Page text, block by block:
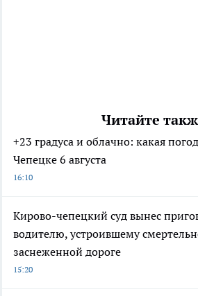
Читайте
+23 градуса и облачно: какая
Чепецке 6 августа
16:10
Кирово-чепецкий суд вынес
водителю, устроившему
заснеженной дороге
15:20